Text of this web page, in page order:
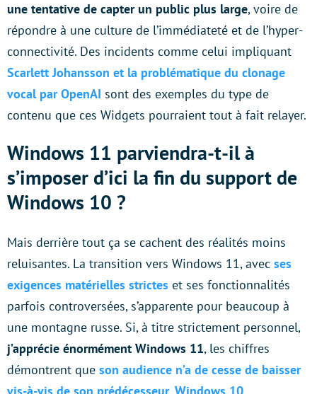
une tentative de capter un public plus large, voire de
répondre à une culture de l’immédiateté et de l’hyper-
connectivité. Des incidents comme celui impliquant
Scarlett Johansson et la problématique du clonage
vocal par OpenAI sont des exemples du type de
contenu que ces Widgets pourraient tout à fait relayer.
Windows 11 parviendra-t-il à
s’imposer d’ici la fin du support de
Windows 10 ?
Mais derrière tout ça se cachent des réalités moins
reluisantes. La transition vers Windows 11, avec ses
exigences matérielles strictes et ses fonctionnalités
parfois controversées, s’apparente pour beaucoup à
une montagne russe. Si, à titre strictement personnel,
j’apprécie énormément Windows 11, les chiffres
démontrent que son audience n’a de cesse de baisser